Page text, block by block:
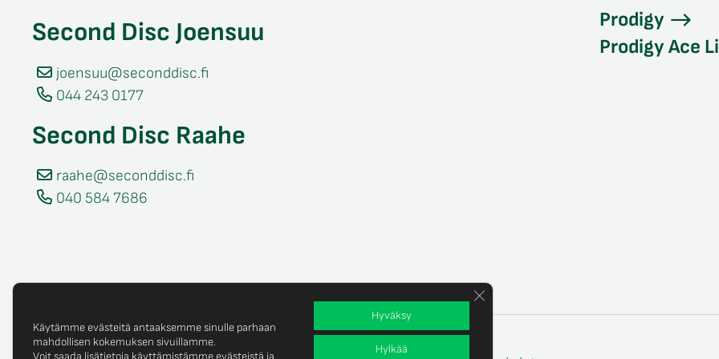
Second Disc Joensuu
joensuu@seconddisc.fi
044 243 0177
Second Disc Raahe
raahe@seconddisc.fi
040 584 7686
Prodigy
Prodigy Ace
Käytämme evästeitä antaaksemme sinulle parhaan
mahdollisen kokemuksen sivuillamme.
Voit saada lisätietoja käyttämistämme evästeistä ja
Hyväksy
Hylkää
Sulje evästebanneri